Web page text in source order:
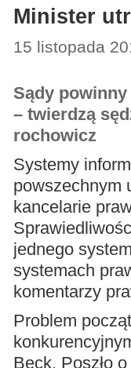
Minister
15 listopada
Sądy
– twierdzą
rochowicz
Systemy
powszechnym
kancelarie
jednego
systemach
komentarzy
Problem
Beck. Poszło